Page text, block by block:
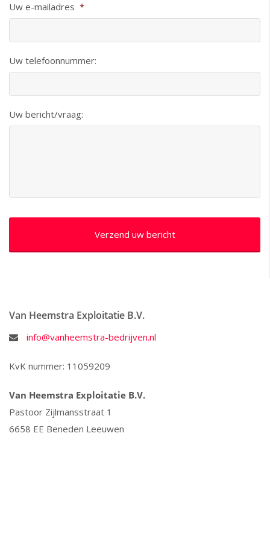
Uw e-mailadres *
Uw telefoonnummer:
Uw bericht/vraag:
Van Heemstra Exploitatie B.V.
info@vanheemstra-bedrijven.nl
KvK nummer: 11059209
Van Heemstra Exploitatie B.V.
Pastoor Zijlmansstraat 1
6658 EE Beneden Leeuwen